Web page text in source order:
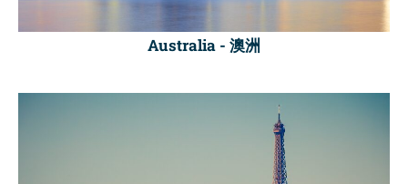
Australia - 澳洲